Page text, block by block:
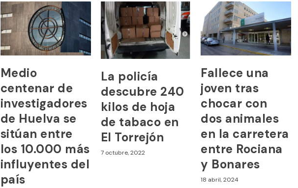
Medio
centenar de
investigadores
de Huelva se
sitúan entre
los 10.000 más
influyentes del
país
La policía
descubre 240
kilos de hoja
de tabaco en
El Torrejón
7 octubre, 2022
Fallece una
joven tras
chocar con
dos animales
en la carretera
entre Rociana
y Bonares
18 abril, 2024